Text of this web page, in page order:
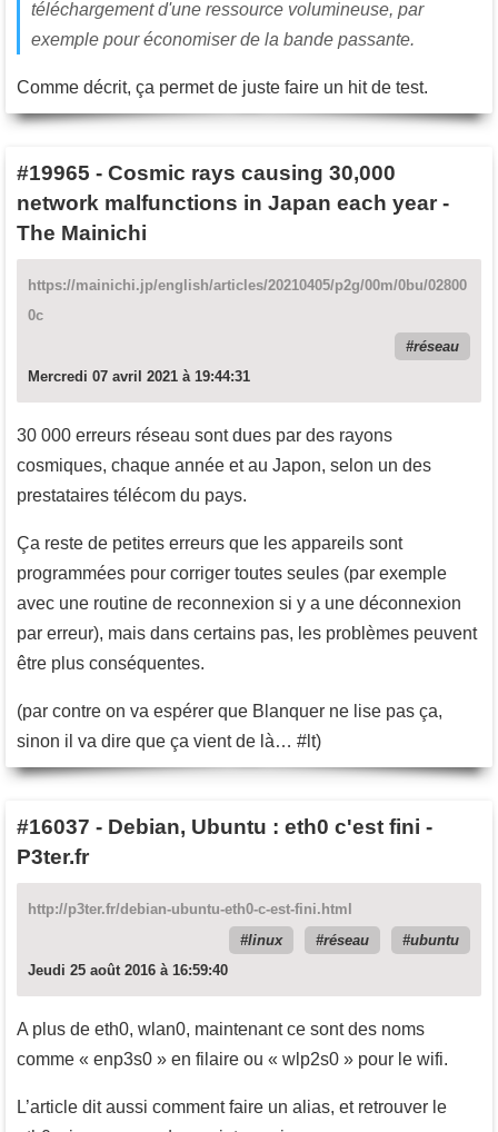
téléchargement d'une ressource volumineuse, par
exemple pour économiser de la bande passante.
Comme décrit, ça permet de juste faire un hit de test.
#19965 - Cosmic rays causing 30,000
network malfunctions in Japan each year -
The Mainichi
https://mainichi.jp/english/articles/20210405/p2g/00m/0bu/02800
0c
réseau
Mercredi 07 avril 2021 à 19:44:31
30 000 erreurs réseau sont dues par des rayons
cosmiques, chaque année et au Japon, selon un des
prestataires télécom du pays.
Ça reste de petites erreurs que les appareils sont
programmées pour corriger toutes seules (par exemple
avec une routine de reconnexion si y a une déconnexion
par erreur), mais dans certains pas, les problèmes peuvent
être plus conséquentes.
(par contre on va espérer que Blanquer ne lise pas ça,
sinon il va dire que ça vient de là… #lt)
#16037 - Debian, Ubuntu : eth0 c'est fini -
P3ter.fr
http://p3ter.fr/debian-ubuntu-eth0-c-est-fini.html
linux
réseau
ubuntu
Jeudi 25 août 2016 à 16:59:40
A plus de eth0, wlan0, maintenant ce sont des noms
comme « enp3s0 » en filaire ou « wlp2s0 » pour le wifi.
L’article dit aussi comment faire un alias, et retrouver le